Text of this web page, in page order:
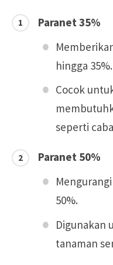
Paranet 35%
hingga 35%.
Cocok
seperti
Paranet 50%
50%.
Digunakan
tanaman